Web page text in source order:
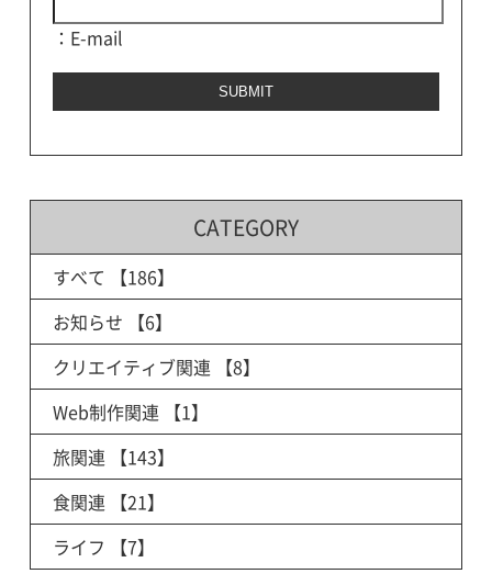
：E-mail
CATEGORY
すべて 【186】
お知らせ 【6】
クリエイティブ関連 【8】
Web制作関連 【1】
旅関連 【143】
食関連 【21】
ライフ 【7】